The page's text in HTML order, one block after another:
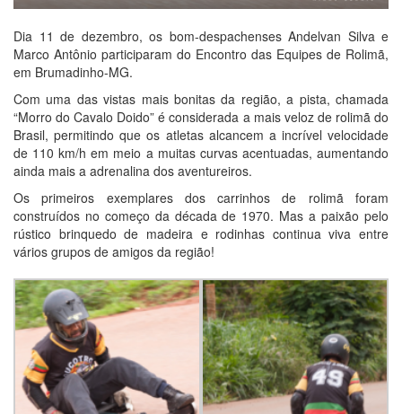
Dia 11 de dezembro, os bom-despachenses Andelvan Silva e
Marco Antônio participaram do Encontro das Equipes de Rolimã,
em Brumadinho-MG.
Com uma das vistas mais bonitas da região, a pista, chamada
“Morro do Cavalo Doido” é considerada a mais veloz de rolimã do
Brasil, permitindo que os atletas alcancem a incrível velocidade
de 110 km/h em meio a muitas curvas acentuadas, aumentando
ainda mais a adrenalina dos aventureiros.
Os primeiros exemplares dos carrinhos de rolimã foram
construídos no começo da década de 1970. Mas a paixão pelo
rústico brinquedo de madeira e rodinhas continua viva entre
vários grupos de amigos da região!